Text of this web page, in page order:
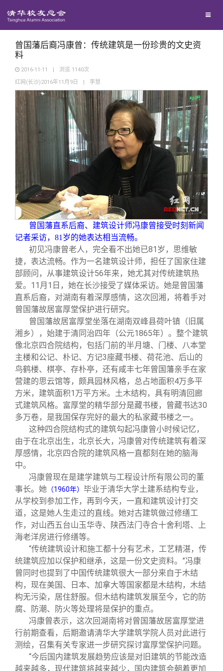
地区联络
年级联络
院系校友工作
专业委员会
兴趣群体
西南联大校友会
回馈母校
捐赠项目
捐赠新闻
捐赠纪事
捐赠方法
义工计划
媒体平台
《清华校友通讯》
《水木清华》
我要订阅
新媒体平台
百年清华
清华人物
清华故事
青春风采
校友文苑
校友讲坛
校友视界
校友服务
终身学习
信息化服务
三创大赛
实用信息
校友总会
总会简介
会长致辞
总会章程
理事会名单
制度法规
联系我们
关闭
曾国藩后裔冯康曾：传统建筑是一份珍贵的文史资
料
2016-11-11 | 浏览 1140次
红网(长沙)2016年11月9日
| 李慧
曾国藩直系后裔、建筑设计师冯康曾接受时刻新闻
记者采访，81岁的她表达相当流畅。
初见冯康曾老人，完全看不出她已81岁，思维敏
捷，表达流畅。作为一名建筑设计师，担任了国家住建
部顾问，从事建筑设计56年来，她尤其对传统建筑热
爱。11月1日，她在长沙接受了媒体采访。她是曾国藩
直系后裔，对湖南有着深厚感情，这次回湘，将着手对
曾国藩故居富厚堂保护进行研究。
曾国藩故居富厚堂坐落在湖南双峰县荷叶镇（旧属
湘乡），始建于清同治四年（公元1865年）。整个建筑
像北京四合院结构，包括门前的半月塘、门楼、八本堂
主楼和公记、朴记、方记3座藏书楼、荷花池、后山的
鸟鹤楼、棋亭、存朴亭，还有咸丰七年曾国藩亲手在家
营建的思云馆等，颇具园林风格，总占地面积4万多平
方米，建筑面积1万平方米。土木结构，具有明清回廊
式建筑风格。富厚堂的精华部分是藏书楼，曾藏书达30
多万卷，是我国保存完好的最大的私家藏书楼之一。
这种四合院结构式的建筑勾起冯康曾小时候记忆，
由于在北京出生，北京长大，冯康曾对传统建筑有着深
厚感情，北京四合院的建筑风格一直都刻在她的脑海
中。
冯康曾现在是建学建筑与工程设计所有限公司的董
事长。她 （1960年） 毕业于清华大学土建系结构专业，
从学校到参加工作，再到今天，一直和建筑设计打交
道，这是她人生走过的直线。她对古建筑做过修缮工
作，对山西五台山玉华寺、陕西法门寺合十舍利塔、上
海老洋房进行修缮等。
“传统建筑设计和施工都十分有艺术，工艺精湛，传
统建筑应加以保护和继承，这是一份文史资料。”冯康
曾同时也提到了中国传统建筑很大一部分来自于木结
构，现在美国、日本、加拿大等国家都是木结构，木结
构无污染，居住舒服。但木结构建筑发展至今，它的防
腐、防潮、防火等处理将是保护的重点。
冯康曾表示，这次回湖南将对曾国藩故居富厚堂进
行前期查看，后期邀请清华大学建筑学院人员对此进行
测绘，召集有关专家进一步研究探讨富厚堂保护问题。
“今后国内建筑发展趋势应该是对旧建筑的节能改造
越来越多，现代建筑将越来越少，国内建筑会朝着更加